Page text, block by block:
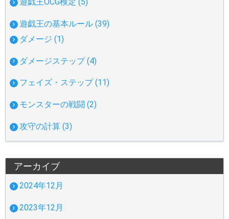
遊戯王の基本ルール (39)
ダメージ (1)
ダメージステップ (4)
フェイズ・ステップ (11)
モンスターの戦闘 (2)
攻守の計算 (3)
アーカイブ
2024年12月
2023年12月